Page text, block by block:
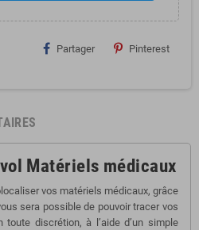
Partager Pinterest
Matériels médicaux
vos matériels médicaux, grâce
sera possible de pouvoir tracer vos
discrétion, à l’aide d’un simple